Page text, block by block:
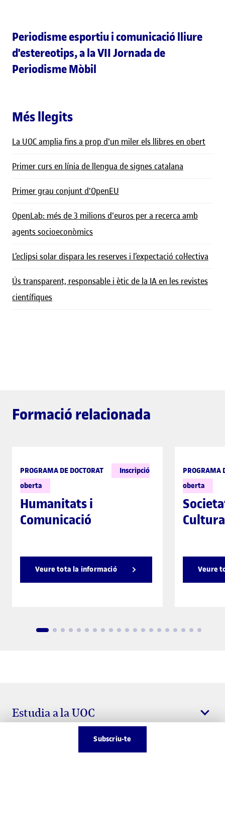
Subscriu-te
Periodisme esportiu i comunicació lliure
d'estereotips, a la VII Jornada de
Periodisme Mòbil
Més llegits
La UOC amplia fins a prop d'un miler els llibres en obert
Primer curs en línia de llengua de signes catalana
Primer grau conjunt d'OpenEU
OpenLab: més de 3 milions d'euros per a recerca amb
agents socioeconòmics
L’eclipsi solar dispara les reserves i l’expectació col·lectiva
Ús transparent, responsable i ètic de la IA en les revistes
científiques
Formació relacionada
PROGRAMA DE DOCTORAT
Inscripció
oberta
Humanitats i
Comunicació
Veure tota la informació
PROGRAMA
oberta
Cultura
Veure
Estudia a la UOC